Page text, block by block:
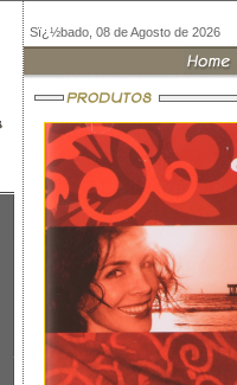
Sï¿½bado, 08 de Agosto de 2026